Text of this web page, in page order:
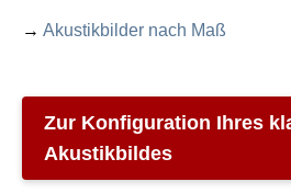
→ Akustikbilder nach Maß
Zur Konfiguration Ihres
Akustikbildes